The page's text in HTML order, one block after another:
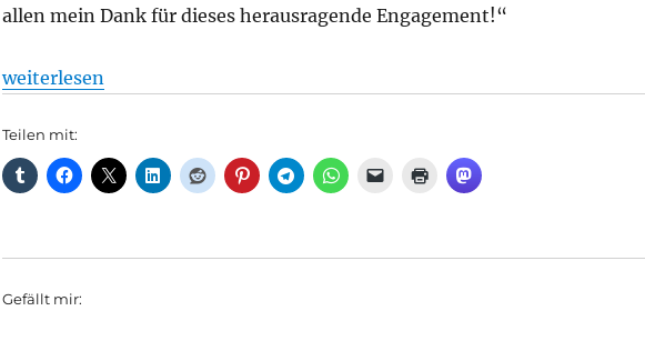
allen mein Dank für dieses herausragende Engagement!“
„Brückenabriss: Ab morgen freie Fahrt für Trams und Rettungsdienste,
weiterlesen
Teilen mit:
Gefällt mir: